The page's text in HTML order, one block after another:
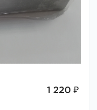
1 220 ₽